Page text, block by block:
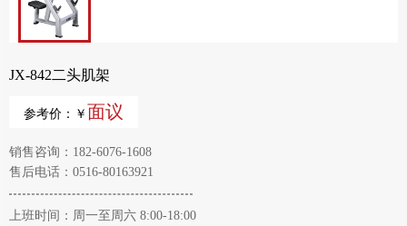
JX-842二头肌架
参考价：￥ 面议
销售咨询：182-6076-1608
售后电话：0516-80163921
上班时间：周一至周六 8:00-18:00